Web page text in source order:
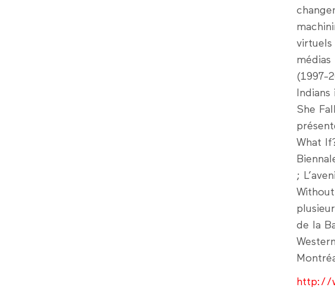
(1997-
She
What
;
de la
http://